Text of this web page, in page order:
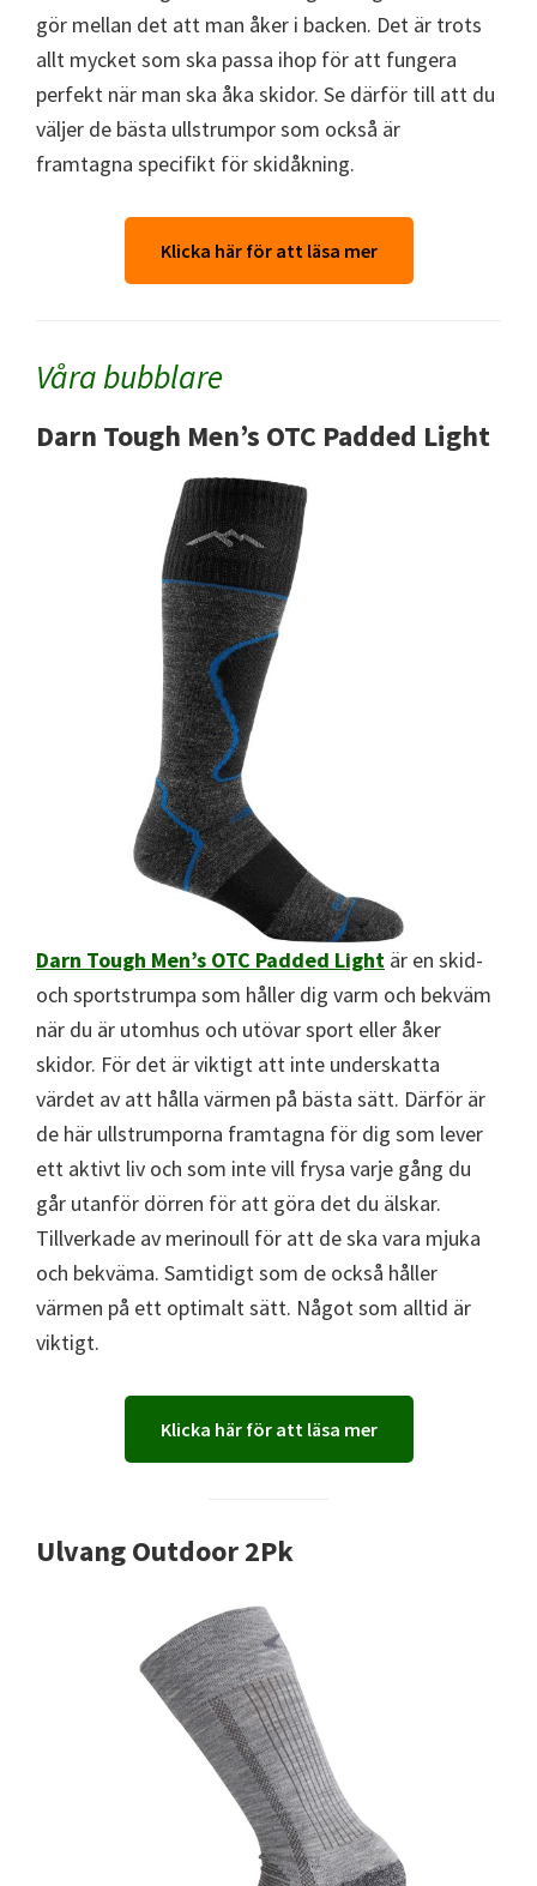
gör mellan det att man åker i backen. Det är trots
allt mycket som ska passa ihop för att fungera
perfekt när man ska åka skidor. Se därför till att du
väljer de bästa ullstrumpor som också är
framtagna specifikt för skidåkning.
Klicka här för att läsa mer
Våra bubblare
Darn Tough Men’s OTC Padded Light
Darn Tough Men’s OTC Padded Light är en skid-
och sportstrumpa som håller dig varm och bekväm
när du är utomhus och utövar sport eller åker
skidor. För det är viktigt att inte underskatta
värdet av att hålla värmen på bästa sätt. Därför är
de här ullstrumporna framtagna för dig som lever
ett aktivt liv och som inte vill frysa varje gång du
går utanför dörren för att göra det du älskar.
Tillverkade av merinoull för att de ska vara mjuka
och bekväma. Samtidigt som de också håller
värmen på ett optimalt sätt. Något som alltid är
viktigt.
Klicka här för att läsa mer
Ulvang Outdoor 2Pk